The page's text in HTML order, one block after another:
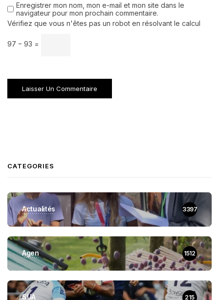
Enregistrer mon nom, mon e-mail et mon site dans le
navigateur pour mon prochain commentaire.
Vérifiez que vous n'êtes pas un robot en résolvant le calcul
97 − 93 =
CATEGORIES
Actualités 3397
Agen 1512
SUA 215